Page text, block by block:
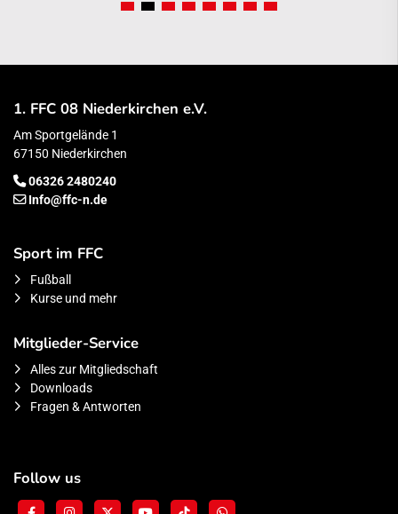
1. FFC 08 Niederkirchen e.V.
Am Sportgelände 1
67150 Niederkirchen
06326 2480240
Info@ffc-n.de
Sport im FFC
Fußball
Kurse und mehr
Mitglieder-Service
Alles zur Mitgliedschaft
Downloads
Fragen & Antworten
Follow us